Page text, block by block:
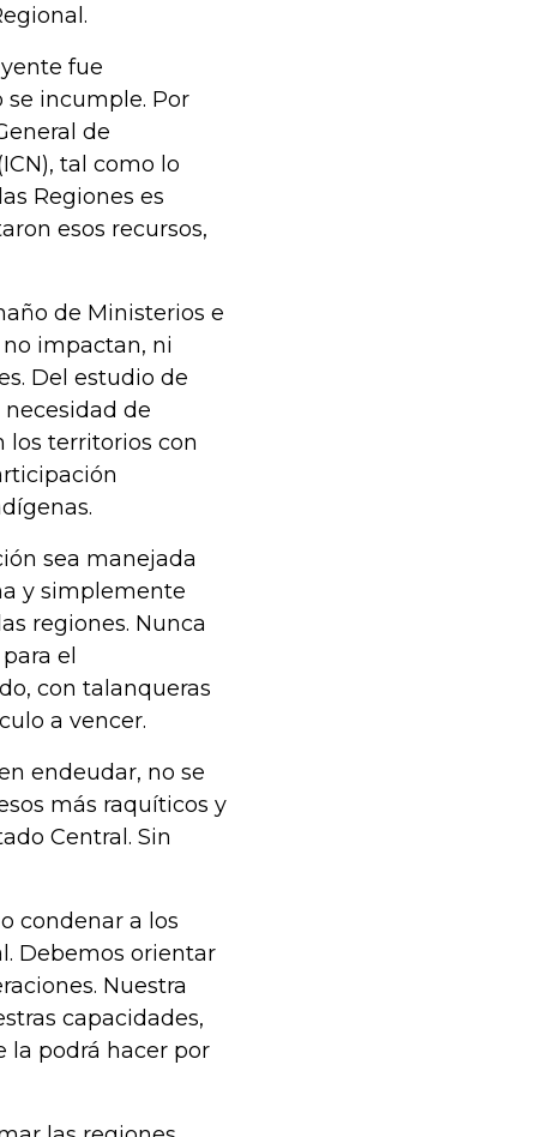
fue
se incumple. Por
de
tal como lo
Regiones es
esos recursos,
de Ministerios e
impactan, ni
Del estudio de
de
territorios con
sea manejada
y simplemente
regiones. Nunca
el
con talanqueras
a vencer.
endeudar, no se
más raquíticos y
Central. Sin
condenar a los
Debemos orientar
Nuestra
capacidades,
la podrá hacer por